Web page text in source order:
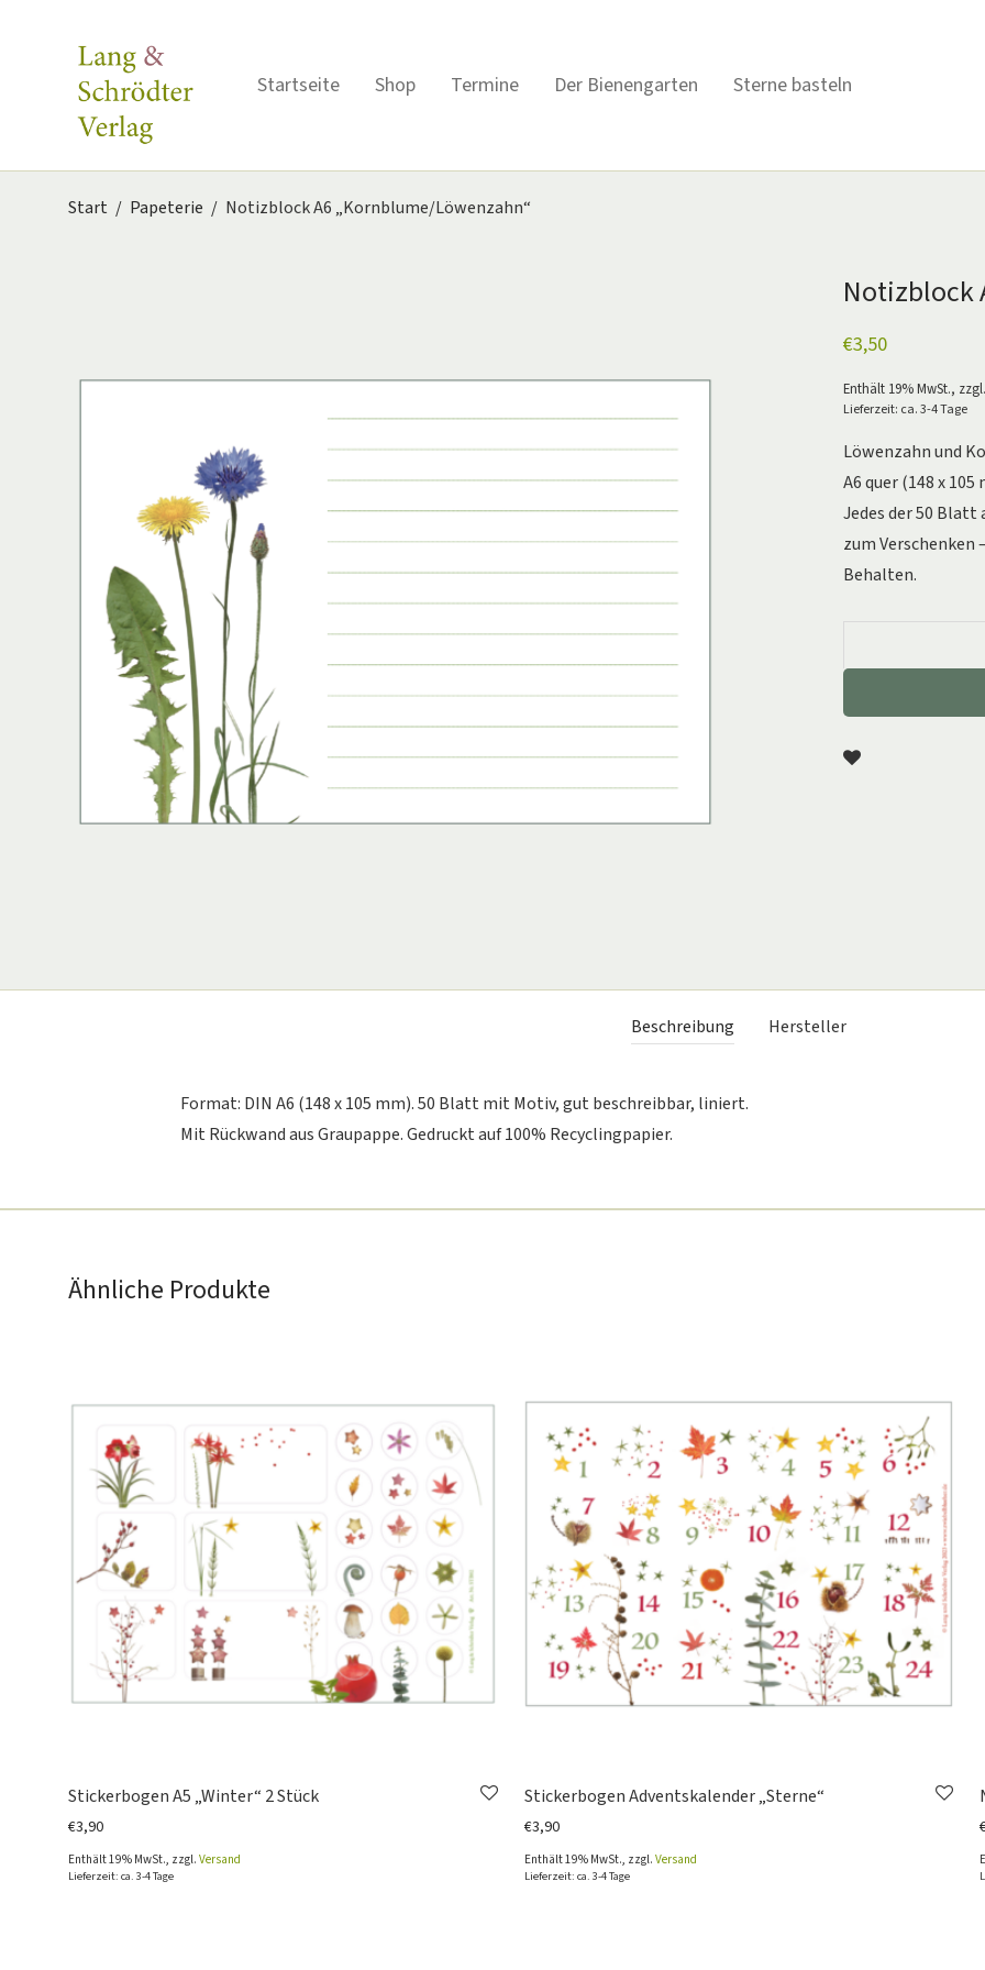
Startseite Shop Termine Der Bienengarten Sterne basteln
Start / Papeterie / Notizblock A6 „Kornblume/Löwenzahn“
Notizblock
€3,50
Enthält 19% MwSt., zzgl.
Lieferzeit: ca. 3-4 Tage
Löwenzahn und
A6 quer (148 x 105
Jedes der 50 Blatt
zum Verschenken
Behalten.
Beschreibung Hersteller
Format: DIN A6 (148 x 105 mm). 50 Blatt mit Motiv, gut beschreibbar, liniert.
Mit Rückwand aus Graupappe. Gedruckt auf 100% Recyclingpapier.
Ähnliche Produkte
Stickerbogen A5 „Winter“ 2 Stück
€3,90
Enthält 19% MwSt., zzgl. Versand
Lieferzeit: ca. 3-4 Tage
Stickerbogen Adventskalender „Sterne“
€3,90
Enthält 19% MwSt., zzgl. Versand
Lieferzeit: ca. 3-4 Tage